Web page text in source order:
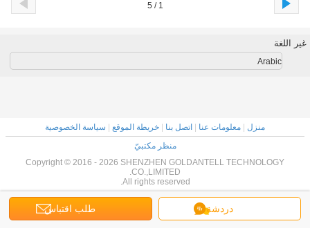
1 / 5
دردشة طلب اقتباس
غير اللغة
Arabic
منزل معلومات عنا اتصل بنا خريطة الموقع
سياسة الخصوصية
منظر مكتبيّ
Copyright © 2016 - 2026 SHENZHEN GOLDANTELL TECHNOLOGY
CO.,LIMITED.
All rights reserved.